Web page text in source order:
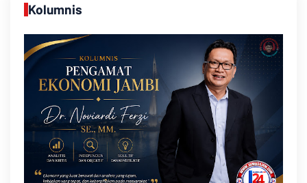
Kolumnis